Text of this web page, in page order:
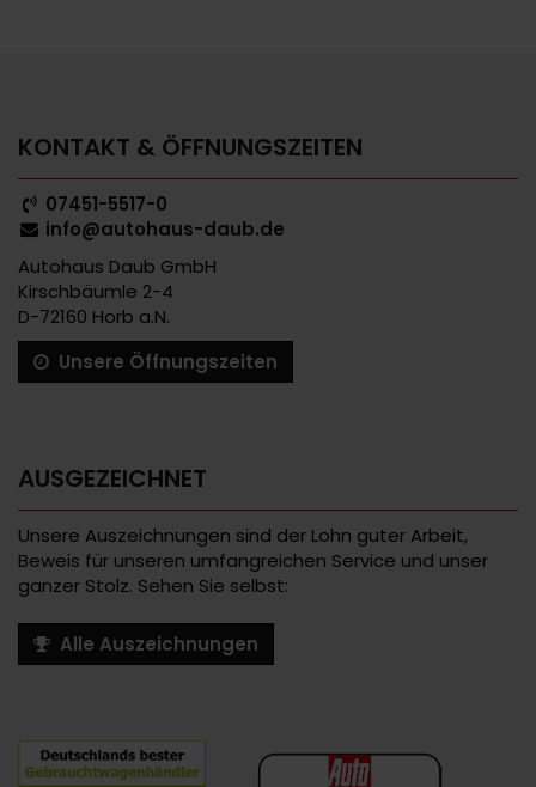
KONTAKT & ÖFFNUNGSZEITEN
07451-5517-0
info@autohaus-daub.de
Autohaus Daub GmbH
Kirschbäumle 2-4
D-72160 Horb a.N.
Unsere Öffnungszeiten
AUSGEZEICHNET
Unsere Auszeichnungen sind der Lohn guter Arbeit,
Beweis für unseren umfangreichen Service und unser
ganzer Stolz. Sehen Sie selbst:
Alle Auszeichnungen